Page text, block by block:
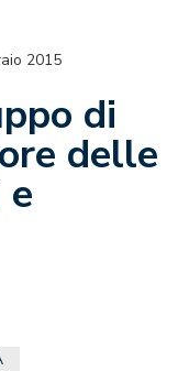
2015
di
delle